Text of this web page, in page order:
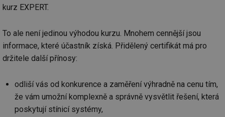
kurz EXPERT.
To ale není jedinou výhodou kurzu. Mnohem cennější jsou
informace, které účastník získá. Přidělený certifikát má pro
držitele další přínosy:
odliší vás od konkurence a zaměření výhradně na cenu tím,
že vám umožní komplexně a správně vysvětlit řešení, která
poskytují stínicí systémy,